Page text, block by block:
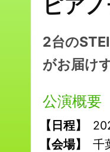
ピア
2台の
がお届け
公演概要
【日程】
【会場】
千